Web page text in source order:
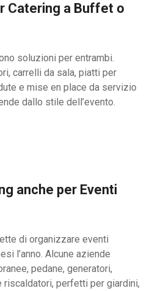
Catering a Buffet o
soluzioni per entrambi.
carrelli da sala, piatti per
e mise en place da servizio
dallo stile dell’evento.
anche per Eventi
di organizzare eventi
l’anno. Alcune aziende
pedane, generatori,
riscaldatori, perfetti per giardini,